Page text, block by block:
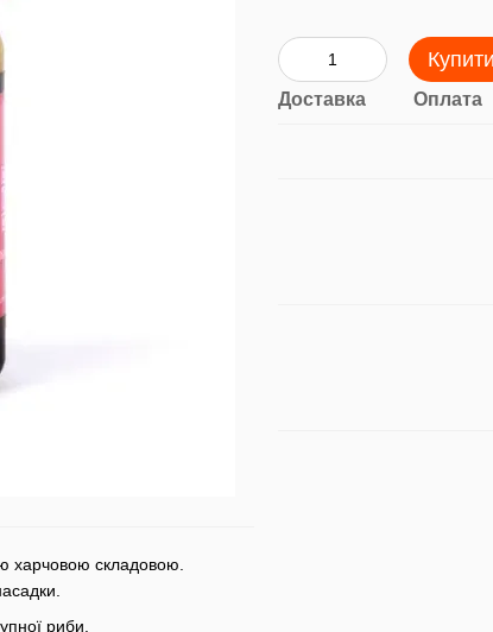
харчовою складовою.
риби.
Купити
Доставка Оплата